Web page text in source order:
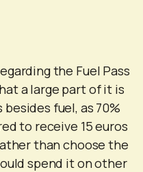
the Fuel Pass
a large part of it is
fuel, as 70%
to receive 15 euros
than choose the
spend it on other